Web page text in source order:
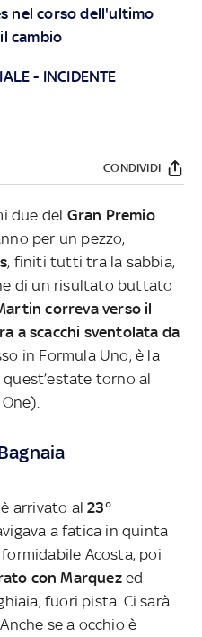
nel corso dell'ultimo
cambio
- INCIDENTE
CONDIVIDI
due del Gran Premio
per un pezzo,
, finiti tutti tra la sabbia,
di un risultato buttato
correva verso il
a scacchi sventolata da
in Formula Uno, è la
torno al
è arrivato al23°
a fatica in quinta
Acosta, poi
con Marquezed
fuori pista. Ci sarà
se a occhio è